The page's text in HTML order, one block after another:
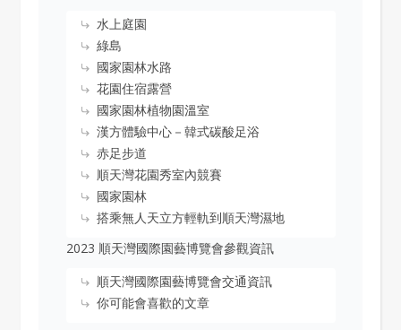
水上庭園
綠島
國家園林水路
花園住宿露營
國家園林植物園溫室
漢方體驗中心－韓式碳酸足浴
赤足步道
順天灣花園秀室內競賽
國家園林
搭乘無人天立方輕軌到順天灣濕地
2023 順天灣國際園藝博覽會參觀資訊
順天灣國際園藝博覽會交通資訊
你可能會喜歡的文章